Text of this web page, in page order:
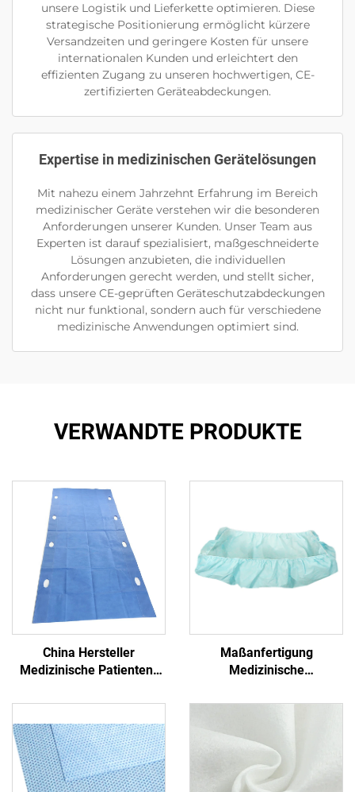
unsere Logistik und Lieferkette optimieren. Diese
strategische Positionierung ermöglicht kürzere
Versandzeiten und geringere Kosten für unsere
internationalen Kunden und erleichtert den
effizienten Zugang zu unseren hochwertigen, CE-
zertifizierten Geräteabdeckungen.
Expertise in medizinischen Gerätelösungen
Mit nahezu einem Jahrzehnt Erfahrung im Bereich
medizinischer Geräte verstehen wir die besonderen
Anforderungen unserer Kunden. Unser Team aus
Experten ist darauf spezialisiert, maßgeschneiderte
Lösungen anzubieten, die individuellen
Anforderungen gerecht werden, und stellt sicher,
dass unsere CE-geprüften Geräteschutzabdeckungen
nicht nur funktional, sondern auch für verschiedene
medizinische Anwendungen optimiert sind.
VERWANDTE PRODUKTE
China Hersteller
Medizinische Patienten-
Transfer-Blatt mit Griff
Maßanfertigung
Medizinische
PP+PE Einmalbetttücher
Einmalblaues
Krankenhaus
Einmalbetttuch